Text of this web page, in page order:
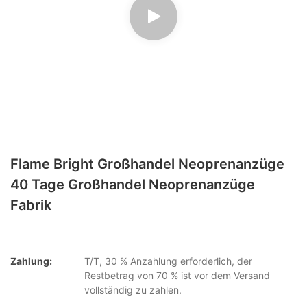
Flame Bright Großhandel Neoprenanzüge
40 Tage Großhandel Neoprenanzüge
Fabrik
Zahlung:
T/T, 30 % Anzahlung erforderlich, der
Restbetrag von 70 % ist vor dem Versand
vollständig zu zahlen.